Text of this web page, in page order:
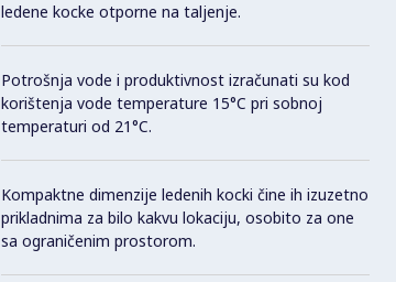
ledene kocke otporne na taljenje.
Potrošnja vode i produktivnost izračunati su kod
korištenja vode temperature 15°C pri sobnoj
temperaturi od 21°C.
Kompaktne dimenzije ledenih kocki čine ih izuzetno
prikladnima za bilo kakvu lokaciju, osobito za one
sa ograničenim prostorom.